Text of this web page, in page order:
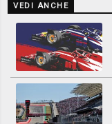
VEDI ANCHE